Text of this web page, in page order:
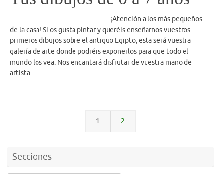
¡Atención a los más pequeños
de la casa! Si os gusta pintar y queréis enseñarnos vuestros
primeros dibujos sobre el antiguo Egipto, esta será vuestra
galería de arte donde podréis exponerlos para que todo el
mundo los vea. Nos encantará disfrutar de vuestra mano de
artista…
1 2
Secciones